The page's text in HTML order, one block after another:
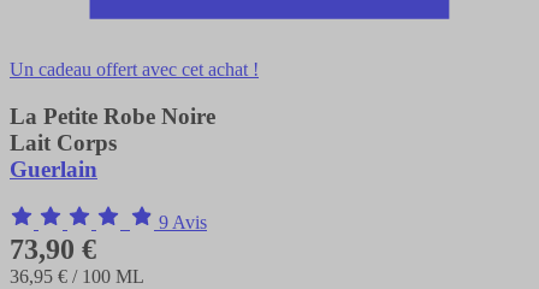
Un cadeau offert avec cet achat !
La Petite Robe Noire
Lait Corps
Guerlain
9 Avis
73,90 €
36,95 € / 100 ML